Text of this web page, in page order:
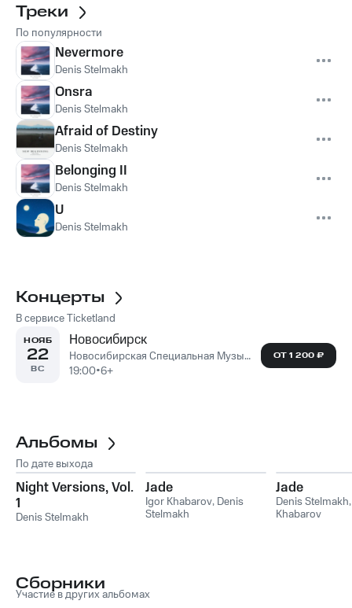
Треки
По популярности
Nevermore
Denis Stelmakh
Onsra
Denis Stelmakh
Afraid of Destiny
Denis Stelmakh
Belonging II
Denis Stelmakh
U
Denis Stelmakh
Концерты
В сервисе Ticketland
НОЯБ
22
ВС
Новосибирск
Новосибирская Специальная Музыкальная Школа
19:00•6+
ОТ 1 200 ₽
Альбомы
По дате выхода
Night Versions, Vol.
1
Denis Stelmakh
Jade
Igor Khabarov, Denis
Stelmakh
Jade
Denis Stelmakh
Khabarov
Сборники
Участие в других альбомах